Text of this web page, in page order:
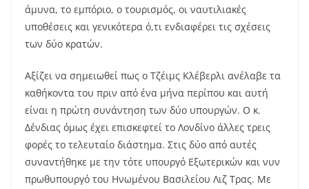
άμυνα, το εμπόριο, ο τουρισμός, οι ναυτιλιακές
υποθέσεις και γενικότερα ό,τι ενδιαφέρει τις σχέσεις
των δύο κρατών.
Αξίζει να σημειωθεί πως ο Τζέιμς Κλέβερλι ανέλαβε τα
καθήκοντα του πριν από ένα μήνα περίπου και αυτή
είναι η πρώτη συνάντηση των δύο υπουργών. Ο κ.
Δένδιας όμως έχει επισκεφτεί το Λονδίνο άλλες τρεις
φορές το τελευταίο διάστημα. Στις δύο από αυτές
συναντήθηκε με την τότε υπουργό Εξωτερικών και νυν
πρωθυπουργό του Ηνωμένου Βασιλείου Λιζ Τρας. Με